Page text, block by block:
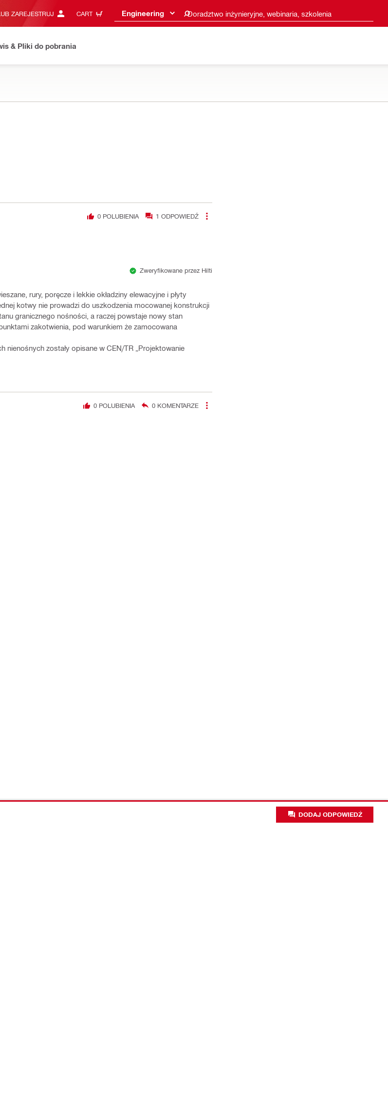
ZAREJESTRUJ CART Engineering Doradztwo inżynieryjne, webinaria, szkolenia
& Pliki do pobrania
0POLUBIENIA 1 ODPOWIEDŹ
Zweryfikowane przez Hilti
rury, poręcze i lekkie okładziny elewacyjne i płyty
kotwy nie prowadzi do uszkodzenia mocowanej konstrukcji
granicznego nośności, a raczej powstaje nowy stan
zakotwienia, pod warunkiem że zamocowana
zostały opisane w CEN/TR „Projektowanie
0POLUBIENIA 0 KOMENTARZE
DODAJ ODPOWIEDŹ